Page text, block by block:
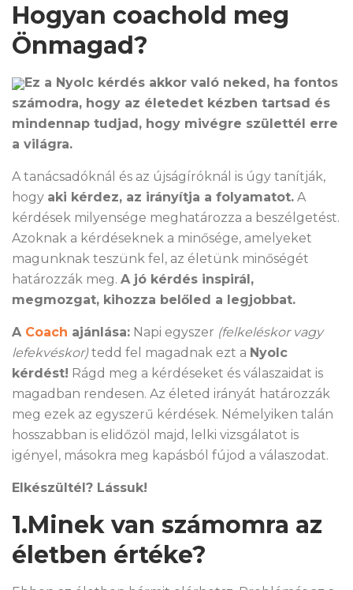
Hogyan coachold meg
Önmagad?
Ez a Nyolc kérdés akkor való neked, ha fontos
számodra, hogy az életedet kézben tartsad és
mindennap tudjad, hogy mivégre születtél erre
a világra.
A tanácsadóknál és az újságíróknál is úgy tanítják,
hogy aki kérdez, az irányítja a folyamatot. A
kérdések milyensége meghatározza a beszélgetést.
Azoknak a kérdéseknek a minősége, amelyeket
magunknak teszünk fel, az életünk minőségét
határozzák meg. A jó kérdés inspirál,
megmozgat, kihozza belőled a legjobbat.
A Coach ajánlása: Napi egyszer (felkeléskor vagy
lefekvéskor)tedd fel magadnak ezt a Nyolc
kérdést! Rágd meg a kérdéseket és válaszaidat is
magadban rendesen. Az életed irányát határozzák
meg ezek az egyszerű kérdések. Némelyiken talán
hosszabban is elidőzöl majd, lelki vizsgálatot is
igényel, másokra meg kapásból fújod a válaszodat.
Elkészültél? Lássuk!
1.Minek van számomra az
életben értéke?